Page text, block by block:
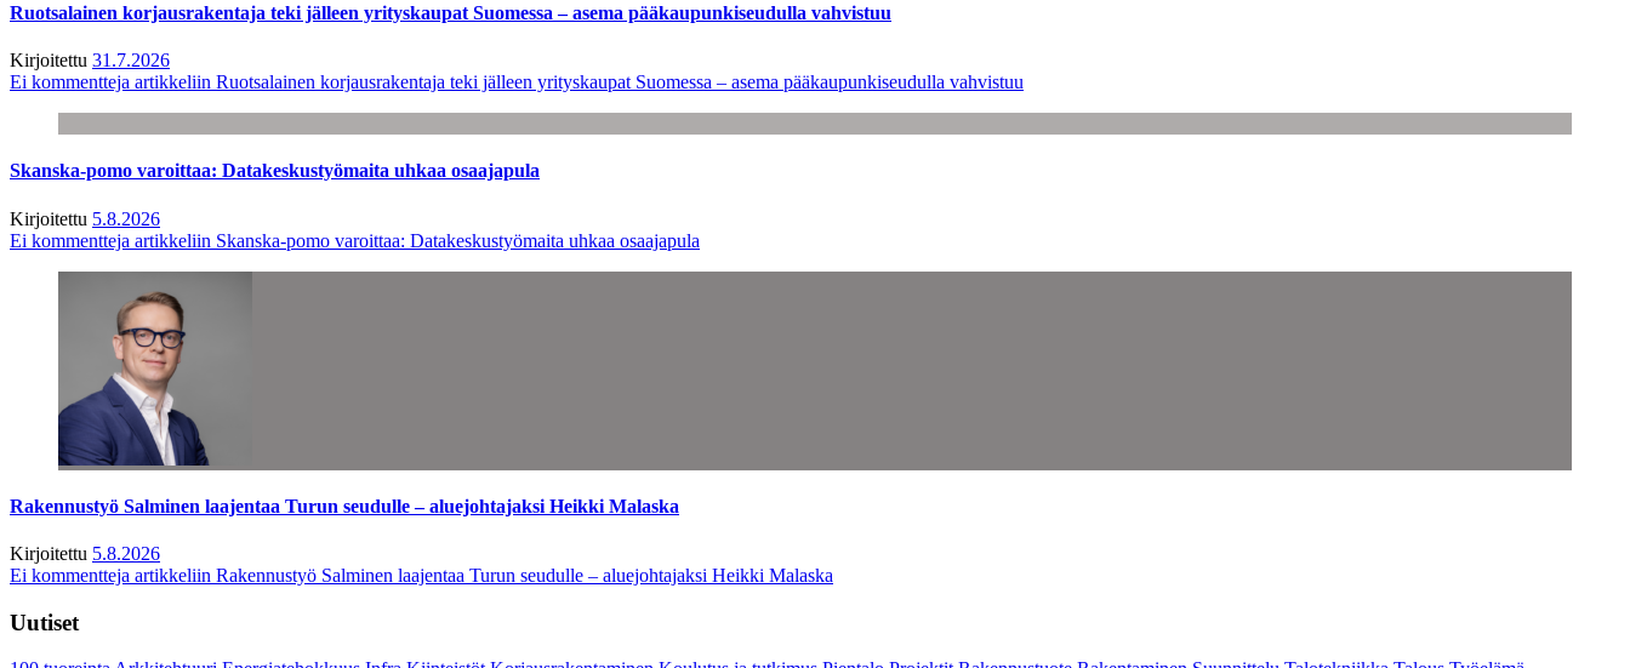
Ruotsalainen korjausrakentaja teki jälleen yrityskaupat Suomessa – asema pääkaupunkiseudulla vahvistuu
Kirjoitettu 31.7.2026
Ei kommentteja artikkeliin Ruotsalainen korjausrakentaja teki jälleen yrityskaupat Suomessa – asema pääkaupunkiseudulla vahvistuu
Skanska-pomo varoittaa: Datakeskustyömaita uhkaa osaajapula
Kirjoitettu 5.8.2026
Ei kommentteja artikkeliin Skanska-pomo varoittaa: Datakeskustyömaita uhkaa osaajapula
Rakennustyö Salminen laajentaa Turun seudulle – aluejohtajaksi Heikki Malaska
Kirjoitettu 5.8.2026
Ei kommentteja artikkeliin Rakennustyö Salminen laajentaa Turun seudulle – aluejohtajaksi Heikki Malaska
Uutiset